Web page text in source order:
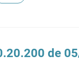
de